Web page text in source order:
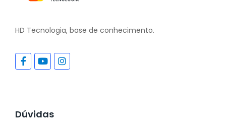
HD Tecnologia, base de conhecimento.
Dúvidas